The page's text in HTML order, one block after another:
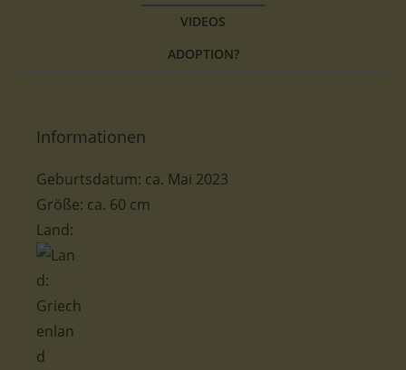
VIDEOS
ADOPTION?
Informationen
Geburtsdatum: ca. Mai 2023
Größe: ca. 60 cm
Land: